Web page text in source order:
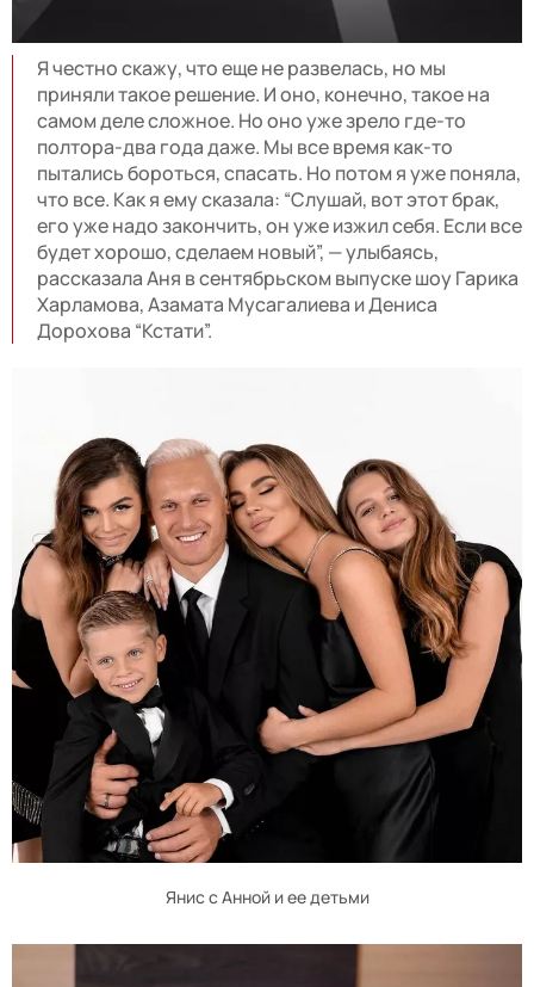
Я честно скажу, что еще не развелась, но мы
приняли такое решение. И оно, конечно, такое на
самом деле сложное. Но оно уже зрело где-то
полтора-два года даже. Мы все время как-то
пытались бороться, спасать. Но потом я уже поняла,
что все. Как я ему сказала: “Слушай, вот этот брак,
его уже надо закончить, он уже изжил себя. Если все
будет хорошо, сделаем новый”, — улыбаясь,
рассказала Аня в сентябрьском выпуске шоу Гарика
Харламова, Азамата Мусагалиева и Дениса
Дорохова “Кстати”.
Янис с Анной и ее детьми